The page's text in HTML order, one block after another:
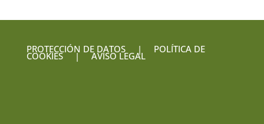
PROTECCIÓN DE DATOS| POLÍTICA DE
COOKIES|AVISO LEGAL